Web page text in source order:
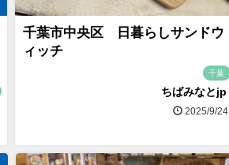
千葉市中央区 日暮らしサンドウ
ィッチ
千葉
ちばみなとjp
2025/9/24